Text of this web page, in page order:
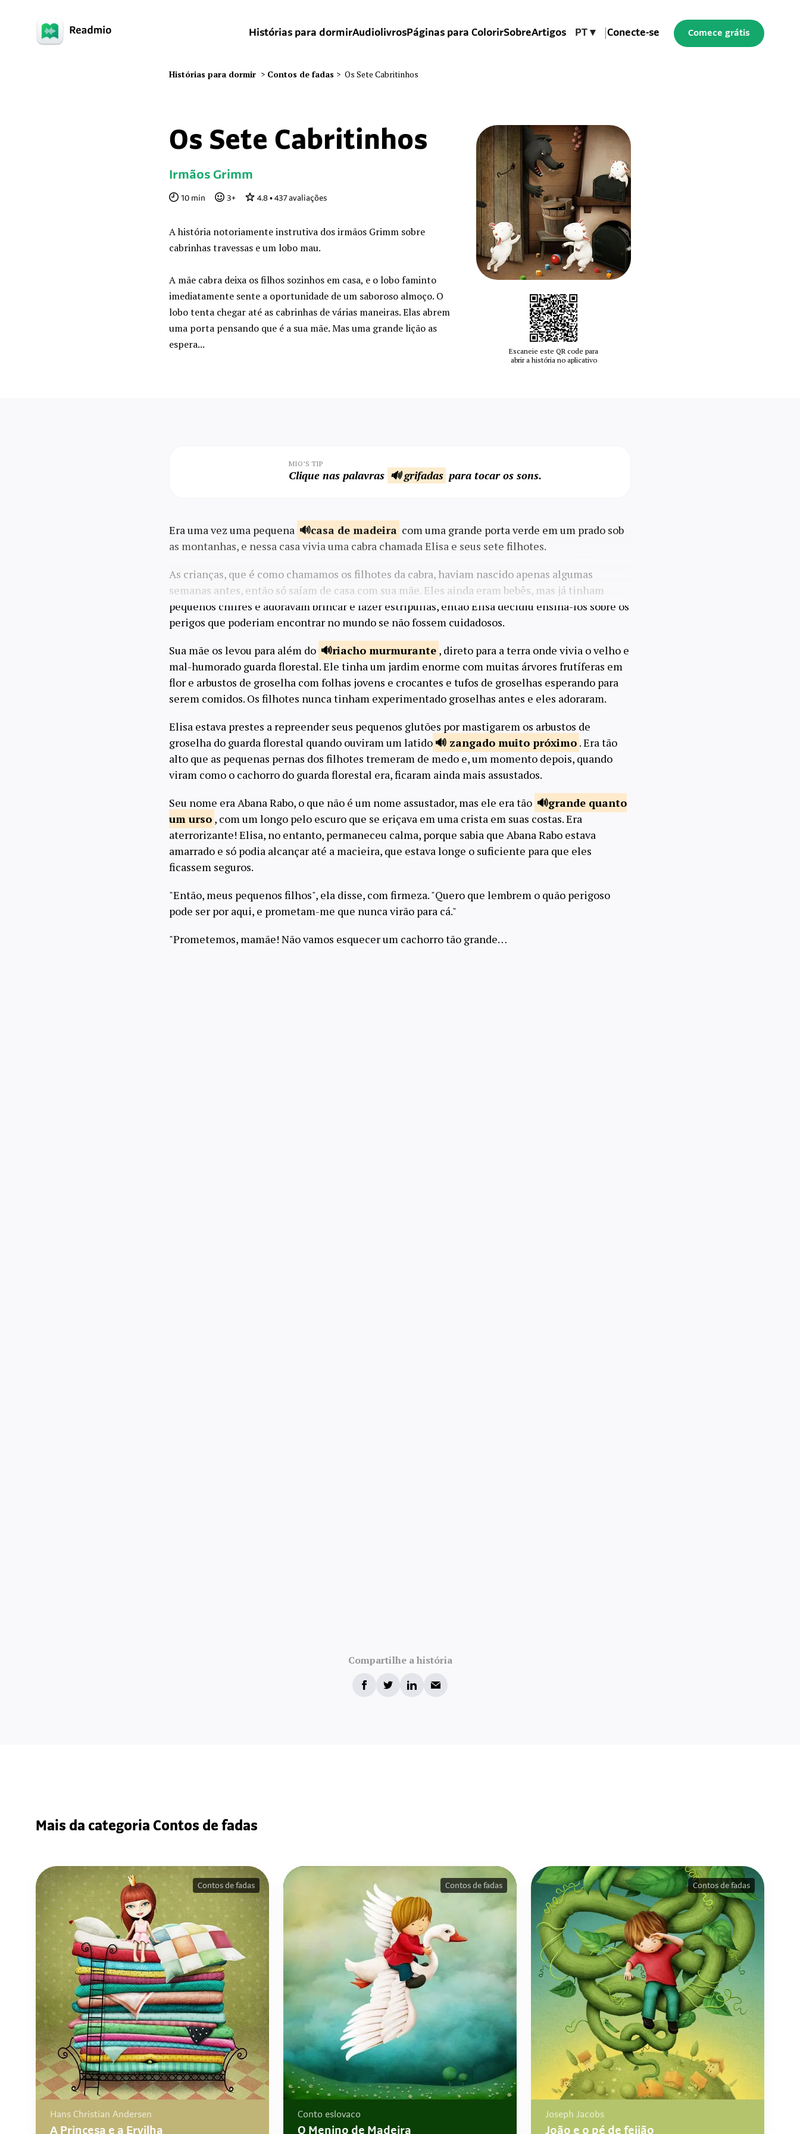
Histórias para dormirAudiolivrosPáginas para ColorirSobreArtigos PT ▾ Conecte-se Comece grátis
Histórias para dormir > Contos de fadas > Os Sete Cabritinhos
Os Sete Cabritinhos
Irmãos Grimm
10 min 3+ 4.8 • 437avaliações
A história notoriamente instrutiva dos irmãos Grimm sobre
cabrinhas travessas e um lobo mau.
A mãe cabra deixa os filhos sozinhos em casa, e o lobo faminto
imediatamente sente a oportunidade de um saboroso almoço. O
lobo tenta chegar até as cabrinhas de várias maneiras. Elas abrem
uma porta pensando que é a sua mãe. Mas uma grande lição as
espera...
Escaneie este QR code para
abrir a história no aplicativo
MIO’S TIP
Clique nas palavras 🔊 grifadas para tocar os sons.
Era uma vez uma pequena casa de madeira com uma grande porta verde em um prado sob
as montanhas, e nessa casa vivia uma cabra chamada Elisa e seus sete filhotes.
As crianças, que é como chamamos os filhotes da cabra, haviam nascido apenas algumas
semanas antes, então só saíam de casa com sua mãe. Eles ainda eram bebês, mas já tinham
pequenos chifres e adoravam brincar e fazer estripulias, então Elisa decidiu ensiná-los sobre os
perigos que poderiam encontrar no mundo se não fossem cuidadosos.
Sua mãe os levou para além do
riacho murmurante , direto para a terra onde vivia o velho e
mal-humorado guarda florestal. Ele tinha um jardim enorme com muitas árvores frutíferas em
flor e arbustos de groselha com folhas jovens e crocantes e tufos de groselhas esperando para
serem comidos. Os filhotes nunca tinham experimentado groselhas antes e eles adoraram.
Elisa estava prestes a repreender seus pequenos glutões por mastigarem os arbustos de
groselha do guarda florestal quando ouviram um latido
zangado muito próximo . Era tão
alto que as pequenas pernas dos filhotes tremeram de medo e, um momento depois, quando
viram como o cachorro do guarda florestal era, ficaram ainda mais assustados.
Seu nome era Abana Rabo, o que não é um nome assustador, mas ele era tão
grande quanto
um urso , com um longo pelo escuro que se eriçava em uma crista em suas costas. Era
aterrorizante! Elisa, no entanto, permaneceu calma, porque sabia que Abana Rabo estava
amarrado e só podia alcançar até a macieira, que estava longe o suficiente para que eles
ficassem seguros.
"Então, meus pequenos filhos", ela disse, com firmeza. "Quero que lembrem o quão perigoso
pode ser por aqui, e prometam-me que nunca virão para cá."
"Prometemos, mamãe! Não vamos esquecer um cachorro tão grande…
Compartilhe a história
Mais da categoria Contos de fadas
Hans Christian Andersen
A Princesa e a Ervilha
Contos de fadas
Conto eslovaco
O Menino de Madeira
Contos de fadas
Joseph Jacobs
João e o pé de feijão
Contos de fadas